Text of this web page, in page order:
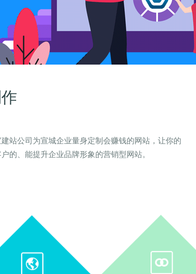
站公司为宣城企业量身定制会赚钱的网站，让你的
的、能提升企业品牌形象的营销型网站。